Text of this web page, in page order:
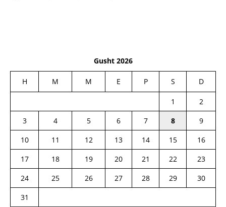
Gusht 2026
H M M E P S D
1
2
3
4 5 6 7 8
9
10
11 12 13 14 15
16
17
18 19 20 21 22
23
24
25 26 27 28 29
30
31